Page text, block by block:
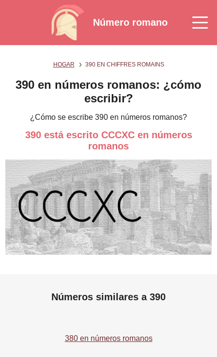
Número romano
HOGAR 390 EN CHIFFRES ROMAINS
390 en números romanos: ¿cómo
escribir?
¿Cómo se escribe 390 en números romanos?
390 está escrito CCCXC en números
romanos
Números similares a 390
380 en números romanos